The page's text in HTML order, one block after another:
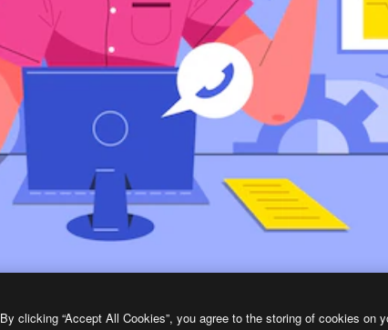
By clicking “Accept All Cookies”, you agree to the storing of cookies on